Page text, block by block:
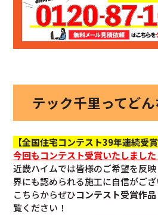
テック千里ってどん
【全国住宅コンテスト39年連続受
今回もコンテスト受賞いたしました
近畿ハイムでは皆様のご希望を反
界にも認められる施工に自信がござ
こちらからぜひコンテスト受賞作
覧ください！